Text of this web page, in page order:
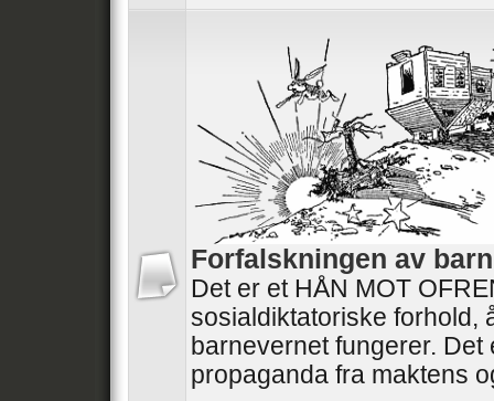
Forfalskningen av
Det er et HÅN MOT
sosialdiktatoriske forhold,
barnevernet fungerer. Det
propaganda fra maktens